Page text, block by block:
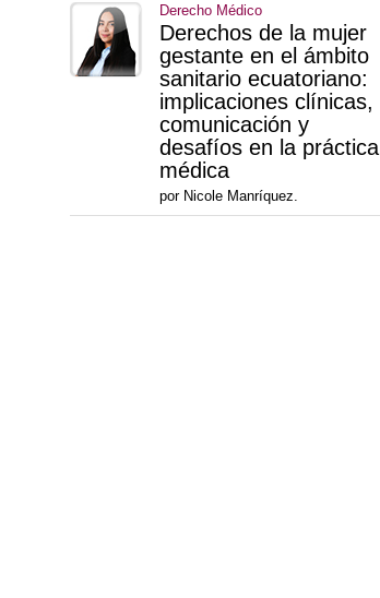
Derecho Médico
Derechos de la mujer
gestante en el ámbito
sanitario ecuatoriano:
implicaciones clínicas,
comunicación y
desafíos en la práctica
médica
por Nicole Manríquez.